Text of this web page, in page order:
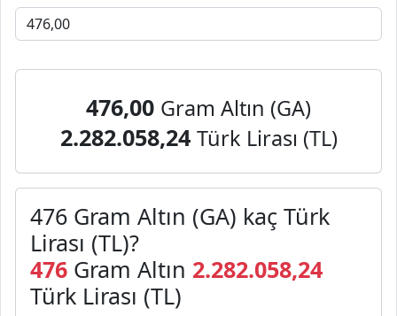
476,00 Gram Altın (GA)
2.282.058,24 Türk Lirası (TL)
476 Gram Altın (GA) kaç Türk
Lirası (TL)?
476 Gram Altın 2.282.058,24
Türk Lirası (TL)